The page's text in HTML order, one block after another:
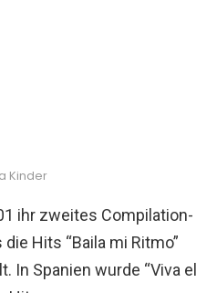
Kinder
ihr zweites Compilation-
Hits “Baila mi Ritmo”
In Spanien wurde “Viva el